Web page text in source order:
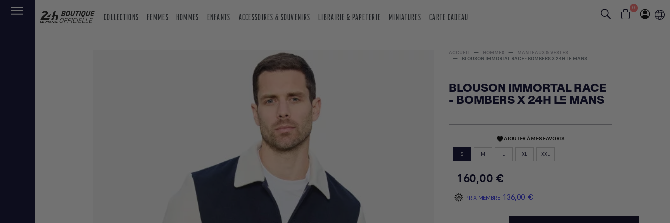
COLLECTIONS FEMMES HOMMES ENFANTS ACCESSOIRES & SOUVENIRS LIBRAIRIE & PAPETERIE MINIATURES CARTE CADEAU
0
ACCUEIL HOMMES
MANTEAUX & VESTES
BLOUSON IMMORTAL RACE - BOMBERS X 24H LE MANS
BLOUSON IMMORTAL RACE
- BOMBERS X 24H LE MANS
favoriteAJOUTER À MES FAVORIS
S M L XL XXL
160,00 €
PRIX MEMBRE 136,00 €